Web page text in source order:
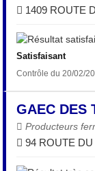
1409 ROUTE
Satisfaisant
Contrôle du 20/02/
GAEC DES
Producteurs
94 ROUTE